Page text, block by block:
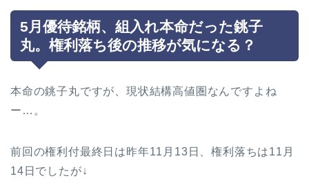
5月優待銘柄、組入れ本命だった銚子
丸。権利落ち後の推移が気になる？
本命の銚子丸ですが、現状結構高値圏なんですよね
ー…。
前回の権利付最終日は昨年11月13日、権利落ちは11月
14日でしたが↓